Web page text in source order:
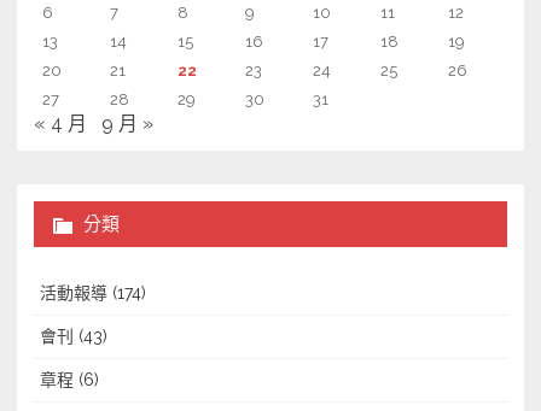
6
7 8 9 10 11
12
13
14 15 16 17 18
19
20
21 22 23 24 25
26
27
28 29 30 31
« 4 月 9 月 »
分類
活動報導 (174)
會刊 (43)
章程 (6)